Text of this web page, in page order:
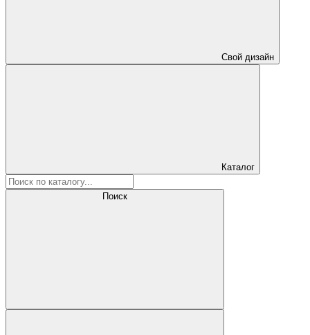
Свой дизайн
Каталог
Поиск